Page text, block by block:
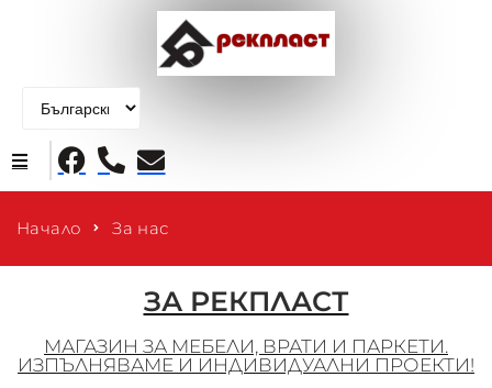
Продукти
Контакти
Начало За нас
ЗА РЕКПЛАСТ
МАГАЗИН ЗА МЕБЕЛИ, ВРАТИ И ПАРКЕТИ.
ИЗПЪЛНЯВАМЕ И ИНДИВИДУАЛНИ ПРОЕКТИ!